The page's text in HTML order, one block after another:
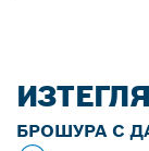
БРОШУРА С